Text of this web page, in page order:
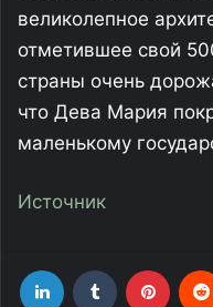
великолепное
отметившее свой
страны очень
что Дева Мария
маленькому
Источник